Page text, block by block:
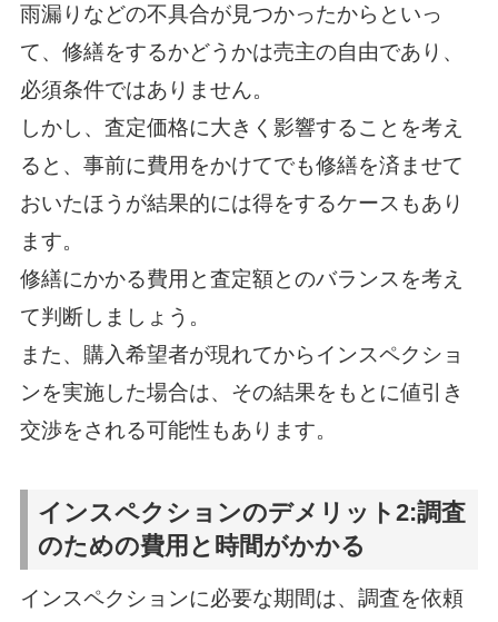
雨漏りなどの不具合が見つかったからといっ
て、修繕をするかどうかは売主の自由であり、
必須条件ではありません。
しかし、査定価格に大きく影響することを考え
ると、事前に費用をかけてでも修繕を済ませて
おいたほうが結果的には得をするケースもあり
ます。
修繕にかかる費用と査定額とのバランスを考え
て判断しましょう。
また、購入希望者が現れてからインスペクショ
ンを実施した場合は、その結果をもとに値引き
交渉をされる可能性もあります。
インスペクションのデメリット2:調査
のための費用と時間がかかる
インスペクションに必要な期間は、調査を依頼